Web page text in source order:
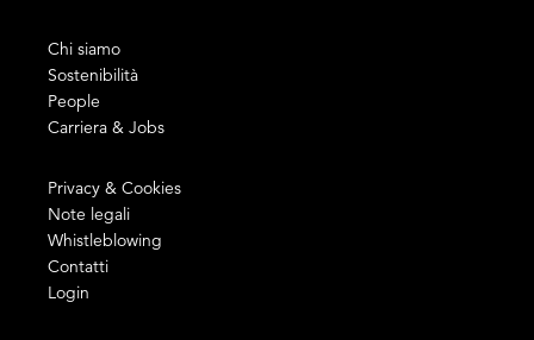
Chi siamo
Sostenibilità
People
Carriera & Jobs
Privacy & Cookies
Note legali
Whistleblowing
Contatti
Login